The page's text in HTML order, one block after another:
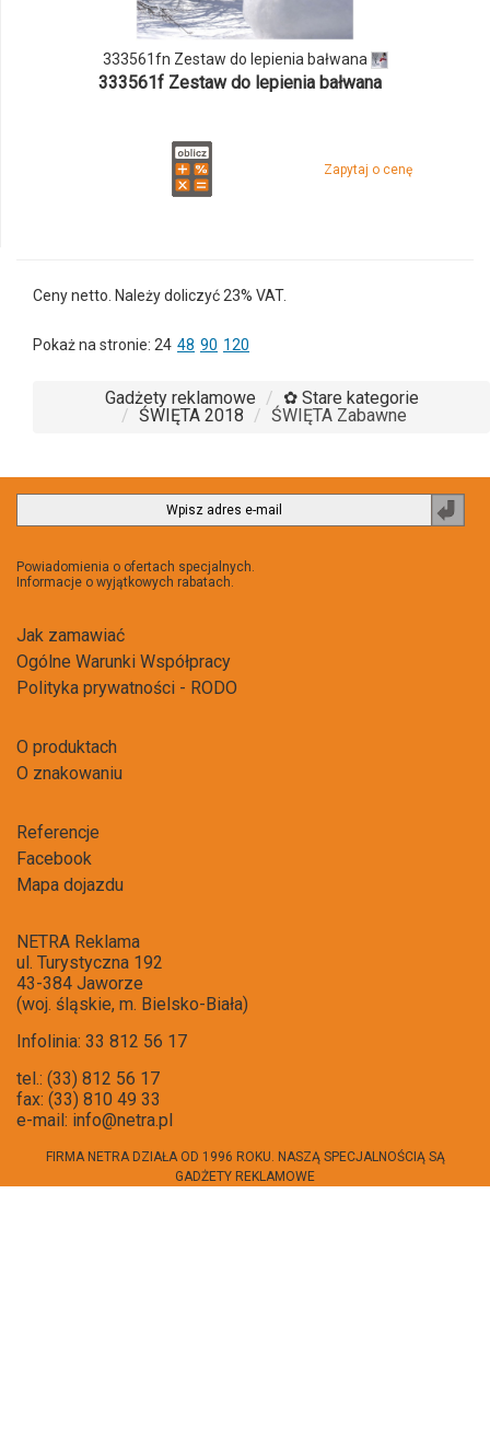
333561fn
333561fn Zestaw do lepienia bałwana
333561f Zestaw do lepienia bałwana
Zapytaj o cenę
Ceny netto. Należy doliczyć 23% VAT.
Pokaż na stronie: 24 48 90 120
Gadżety reklamowe
✿ Stare kategorie
ŚWIĘTA 2018
ŚWIĘTA Zabawne
Powiadomienia o ofertach specjalnych.
Informacje o wyjątkowych rabatach.
Jak zamawiać
Ogólne Warunki Współpracy
Polityka prywatności - RODO
O produktach
O znakowaniu
Referencje
Facebook
Mapa dojazdu
NETRA Reklama
ul. Turystyczna 192
43-384 Jaworze
(woj. śląskie, m. Bielsko-Biała)
Infolinia: 33 812 56 17
tel.: (33) 812 56 17
fax: (33) 810 49 33
e-mail: info@netra.pl
FIRMA NETRA DZIAŁA OD 1996 ROKU. NASZĄ SPECJALNOŚCIĄ SĄ
GADŻETY REKLAMOWE